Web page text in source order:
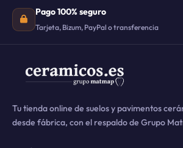
Pago 100% seguro
Tarjeta, Bizum, PayPal o transferencia
Tu tienda online de suelos y pavimentos
desde fábrica, con el respaldo de Grupo